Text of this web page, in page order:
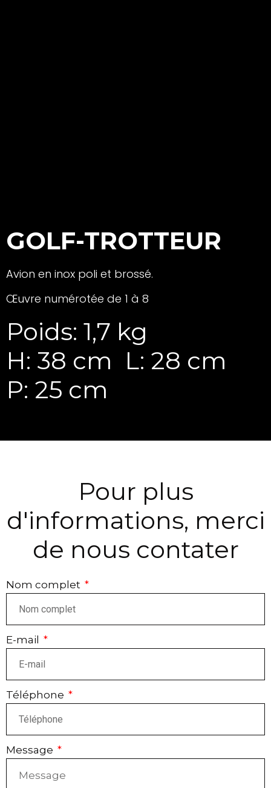
GOLF-TROTTEUR
Avion en inox poli et brossé.
Œuvre numérotée de 1 à 8
Poids: 1,7 kg
H: 38 cm L: 28 cm
P: 25 cm
Pour plus
d'informations, merci
de nous contater
Nom complet
E-mail
Téléphone
Message